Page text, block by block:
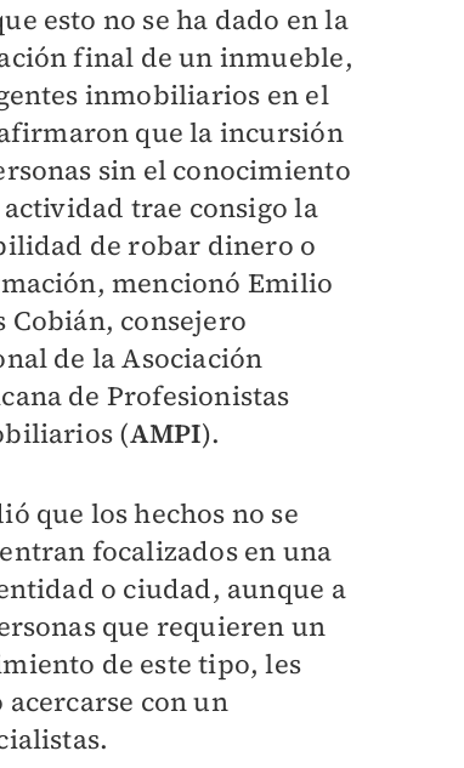
esto no se ha dado en la
final de un inmueble,
inmobiliarios en el
que la incursión
sin el conocimiento
actividad trae consigo la
de robar dinero o
mencionó Emilio
Cobián, consejero
de la Asociación
de Profesionistas
(AMPI).
que los hechos no se
focalizados en una
o ciudad, aunque a
que requieren un
de este tipo, les
con un